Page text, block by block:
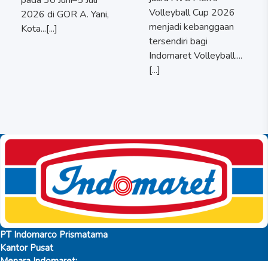
2026 di GOR A. Yani,
Kota...[...]
Volleyball Cup 2026
menjadi kebanggaan
tersendiri bagi
Indomaret Volleyball....
[...]
PT Indomarco Prismatama
Kantor Pusat